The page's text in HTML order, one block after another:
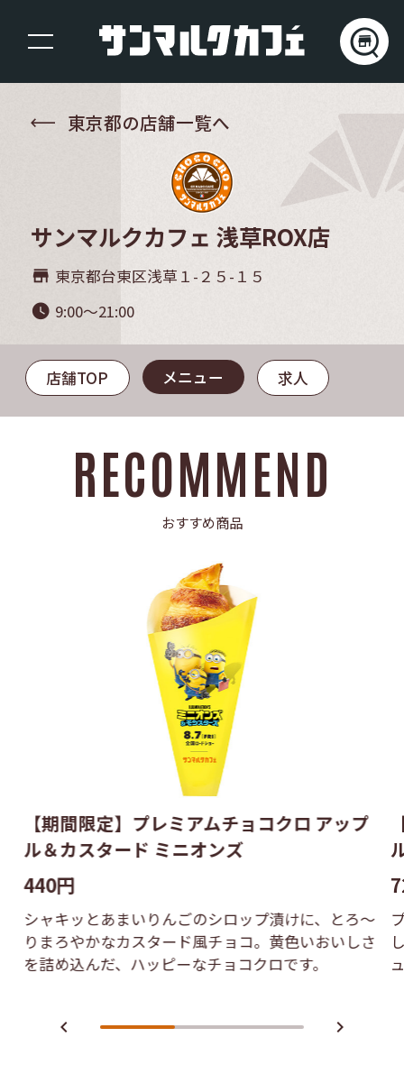
東京都の店舗一覧へ
サンマルクカフェ 浅草ROX店
store_mall_directory 東京都台東区浅草１-２５-１５
watch_later 9:00～21:00
店舗TOP メニュー 求人
RECOMMEND
おすすめ商品
【期間限定】プレミアムチョコクロ アップ
ル＆カスタード ミニオンズ
440円
シャキッとあまいりんごのシロップ漬けに、とろ〜
りまろやかなカスタード風チョコ。黄色いおいしさ
を詰め込んだ、ハッピーなチョコクロです。
navigate_before navigate_next